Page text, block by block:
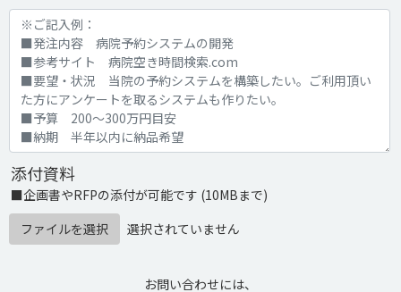
添付資料
■企画書やRFPの添付が可能です (10MBまで)
ファイルを選択
選択されていません
お問い合わせには、